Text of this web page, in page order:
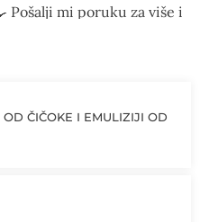
OD ČIČOKE I EMULIZIJI OD